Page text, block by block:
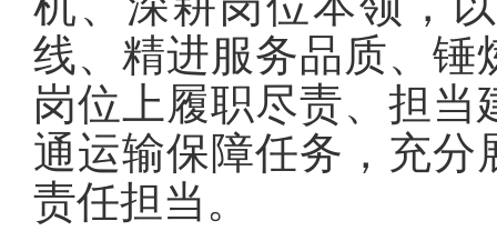
线、精进服务品质、锤
岗位上履职尽责、担
通运输保障任务，充
责任担当。